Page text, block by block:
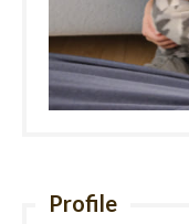
Profile